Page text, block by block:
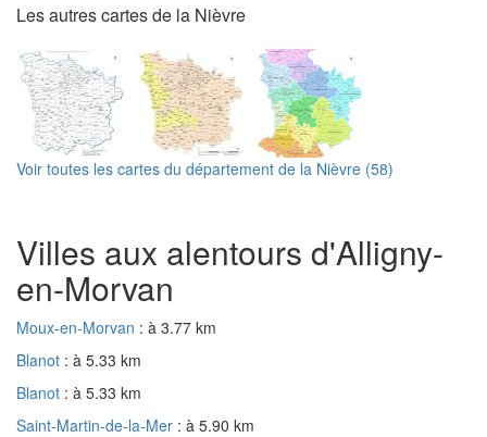
Les autres cartes de la Nièvre
Voir toutes les cartes du département de la Nièvre (58)
Villes aux alentours d'Alligny-
en-Morvan
Moux-en-Morvan : à 3.77 km
Blanot : à 5.33 km
Blanot : à 5.33 km
Saint-Martin-de-la-Mer : à 5.90 km